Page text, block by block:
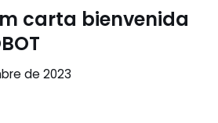
carta bienvenida
de 2023